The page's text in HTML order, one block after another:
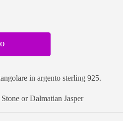
in argento sterling 925.
or Dalmatian Jasper